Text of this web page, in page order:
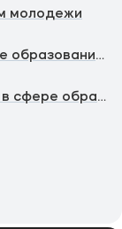
молодежи
Федеральный портал «Российское образование»
Федеральная служба по надзору в сфере образования